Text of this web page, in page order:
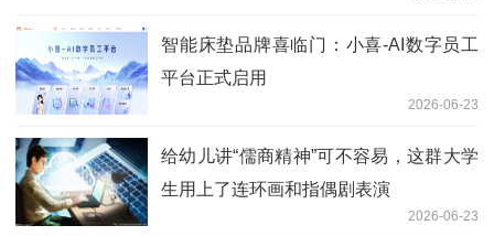
智能床垫品牌喜临门：小喜-AI数字员工
平台正式启用
2026-06-23
给幼儿讲“儒商精神”可不容易，这群大学
生用上了连环画和指偶剧表演
2026-06-23